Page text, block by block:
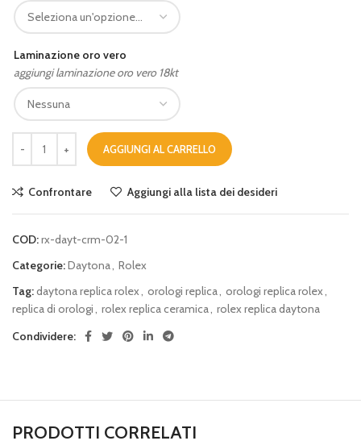
Laminazione oro vero
aggiungi laminazione oro vero 18kt
AGGIUNGI AL CARRELLO
Confrontare Aggiungi alla lista dei desideri
COD:rx-dayt-crm-02-1
Categorie:Daytona, Rolex
Tag:daytona replica rolex, orologi replica, orologi replica rolex,
replica di orologi, rolex replica ceramica, rolex replica daytona
Condividere:
PRODOTTI CORRELATI